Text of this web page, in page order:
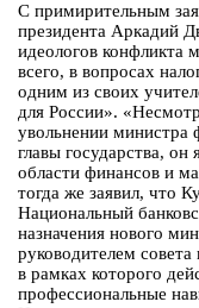
С примирительным
президента Аркадий
идеологов
всего, в вопросах
одним из своих
для России».
увольнении министра
главы государства,
области финансов и
тогда же заявил, что
Национальный
назначения нового
руководителем
в рамках которого
профессиональные